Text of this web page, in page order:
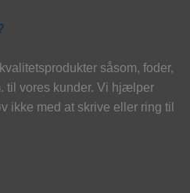
såsom, foder,
til vores kunder. Vi hjælper
ikke med at skrive eller ring til